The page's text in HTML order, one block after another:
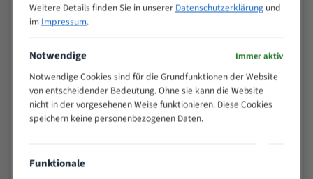
15 - 40
8/12
25 - 50
35 - 70
80 - 180
3/4
130 -
350
2/3
200 -
Weitere Details finden Sie in unserer Datenschutzerklärungund
im Impressum.
Notwendige Immer aktiv
Notwendige Cookies sind für die Grundfunktionen der Website
von entscheidender Bedeutung. Ohne sie kann die Website
nicht in der vorgesehenen Weise funktionieren. Diese Cookies
speichern keine personenbezogenen Daten.
Funktionale